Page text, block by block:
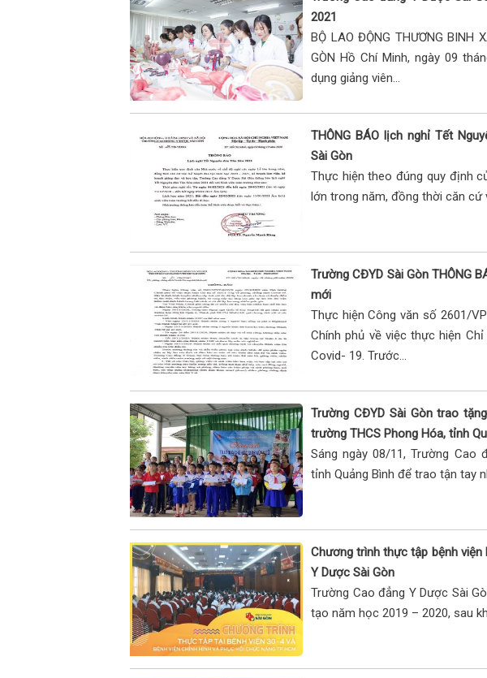
2021
BỘ LAO ĐỘNG THƯƠNG BINH
GÒN Hồ Chí Minh, ngày 09
dụng giảng viên...
THÔNG BÁO lịch nghỉ Tết
Sài Gòn
Thực hiện theo đúng quy định
lớn trong năm, đồng thời căn cứ
Trường CĐYD Sài Gòn THÔNG
mới
Thực hiện Công văn số 2601/
Chính phủ về việc thực hiện
Covid- 19. Trước...
Trường CĐYD Sài Gòn trao
trường THCS Phong Hóa, tỉnh
Sáng ngày 08/11, Trường Cao
tỉnh Quảng Bình để trao tận tay
Chương trình thực tập bệnh viện
Y Dược Sài Gòn
Trường Cao đẳng Y Dược Sài
tạo năm học 2019 – 2020, sau